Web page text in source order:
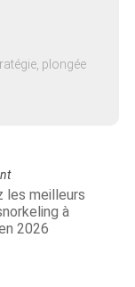
plongée
les meilleurs
à
2026